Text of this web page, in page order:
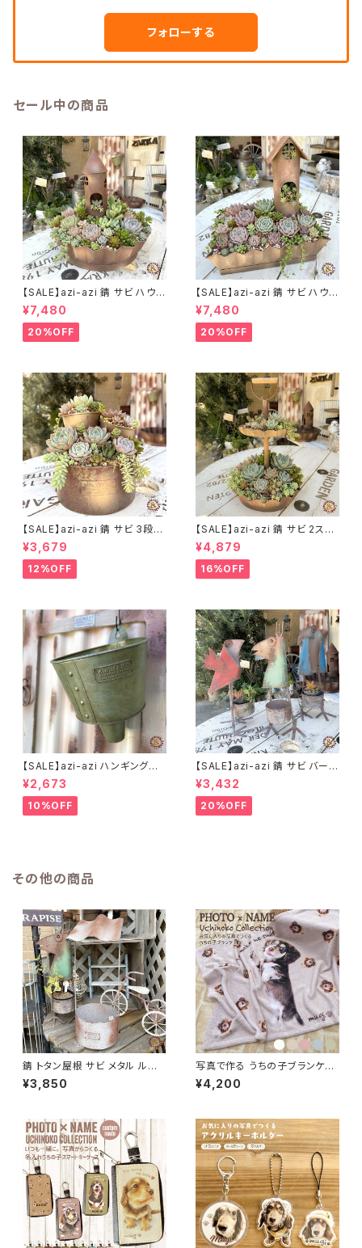
フォローする
セール中の商品
【SALE】azi-azi 錆 サビ ハウス
プランター ラウンド 訳あり 特価
送料無料
¥7,480
20%OFF
【SALE】azi-azi 錆 サビ ハウス
プランター スクエア 訳あり 特
価 送料無料
¥7,480
20%OFF
【SALE】azi-azi 錆 サビ 3段シ
ャビー プランター
¥3,679
12%OFF
【SALE】azi-azi 錆 サビ 2ステ
ップ プランター
¥4,879
16%OFF
【SALE】azi-azi ハンギングブ
リキ漏斗プランターB
¥2,673
10%OFF
【SALE】azi-azi 錆 サビ バード
メタルプランター
¥3,432
20%OFF
その他の商品
錆 トタン屋根 サビ メタル ルー
フプランター A azi-azi
¥3,850
写真で作る うちの子ブランケッ
ト 名入れ対応 / 【メール便対応
全国一律 送料無料】
¥4,200